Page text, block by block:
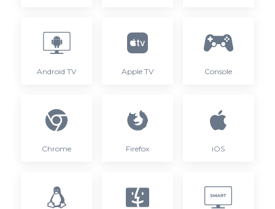
Android TV Apple TV Console
Chrome Firefox iOS